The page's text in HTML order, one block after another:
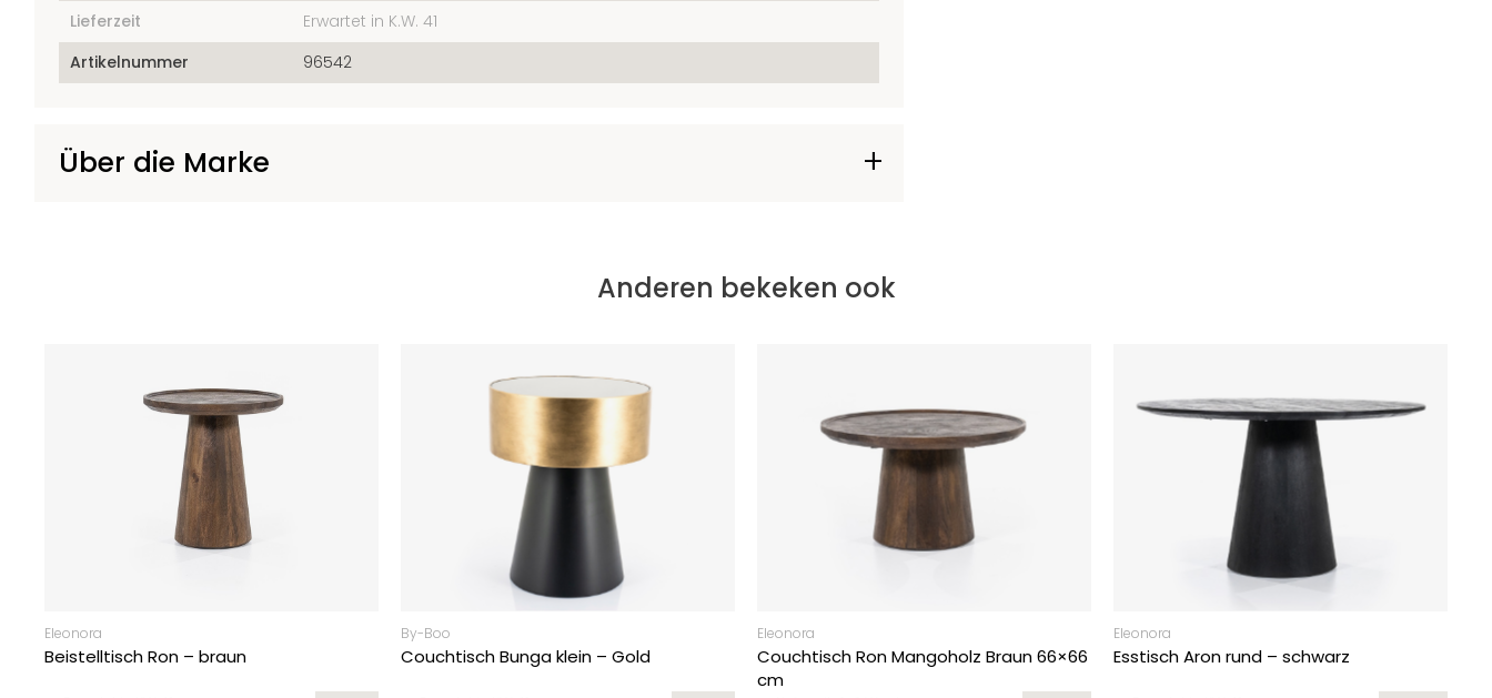
Lieferzeit
Erwartet in K.W. 41
Artikelnummer
96542
Über die Marke
Anderen bekeken ook
Eleonora
Beistelltisch Ron – braun
By-Boo
Couchtisch Bunga klein – Gold
Eleonora
Couchtisch Ron Mangoholz Braun 66×66
cm
Eleonora
Esstisch Aron rund – schwarz